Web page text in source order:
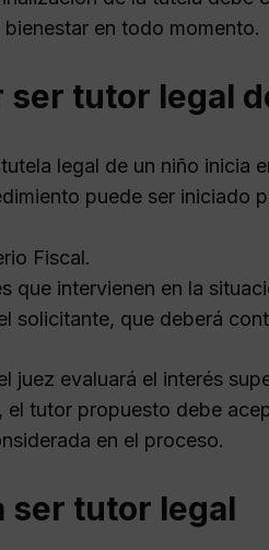
en todo momento.
ser tutor legal
legal de un niño inicia
puede ser iniciado
Fiscal.
que intervienen en la
solicitante, que deberá
juez evaluará el interés
el tutor propuesto debe
en el proceso.
ser tutor legal